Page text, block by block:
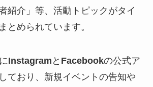
紹介」等、活動トピックがタイ
とめられています。
Instagram と Facebookの公式ア
ており、新規イベントの告知や